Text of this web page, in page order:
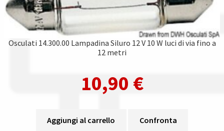
Osculati 14.300.00 Lampadina Siluro 12 V 10 W luci di via fino a
12 metri
10,90 €
Aggiungi al carrello Confronta